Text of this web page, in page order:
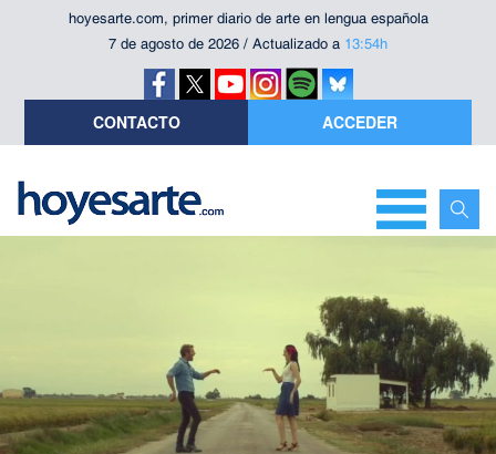
hoyesarte.com, primer diario de arte en lengua española
7 de agosto de 2026 / Actualizado a 13:54h
CONTACTO ACCEDER